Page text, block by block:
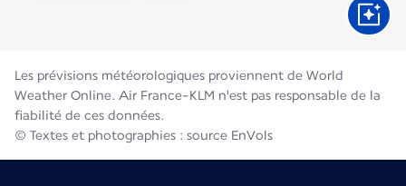
Les prévisions météorologiques proviennent de World
Weather Online. Air France-KLM n'est pas responsable de la
fiabilité de ces données.
© Textes et photographies : source EnVols